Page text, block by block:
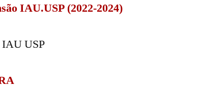
IAU.USP (2022-2024)
IAU USP